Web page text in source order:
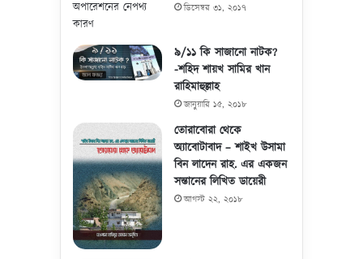
ডিসেম্বর ৩১, ২০১৭
৯/১১ কি সাজানো নাটক?
-শহিদ শায়খ সামির খান
রাহিমাহুল্লাহ
জানুয়ারি ১৫, ২০১৮
তোরাবোরা থেকে
অ্যাবোটাবাদ – শাইখ উসামা
বিন লাদেন রাহ. এর একজন
সন্তানের লিখিত ডায়েরী
আগস্ট ২২, ২০১৮